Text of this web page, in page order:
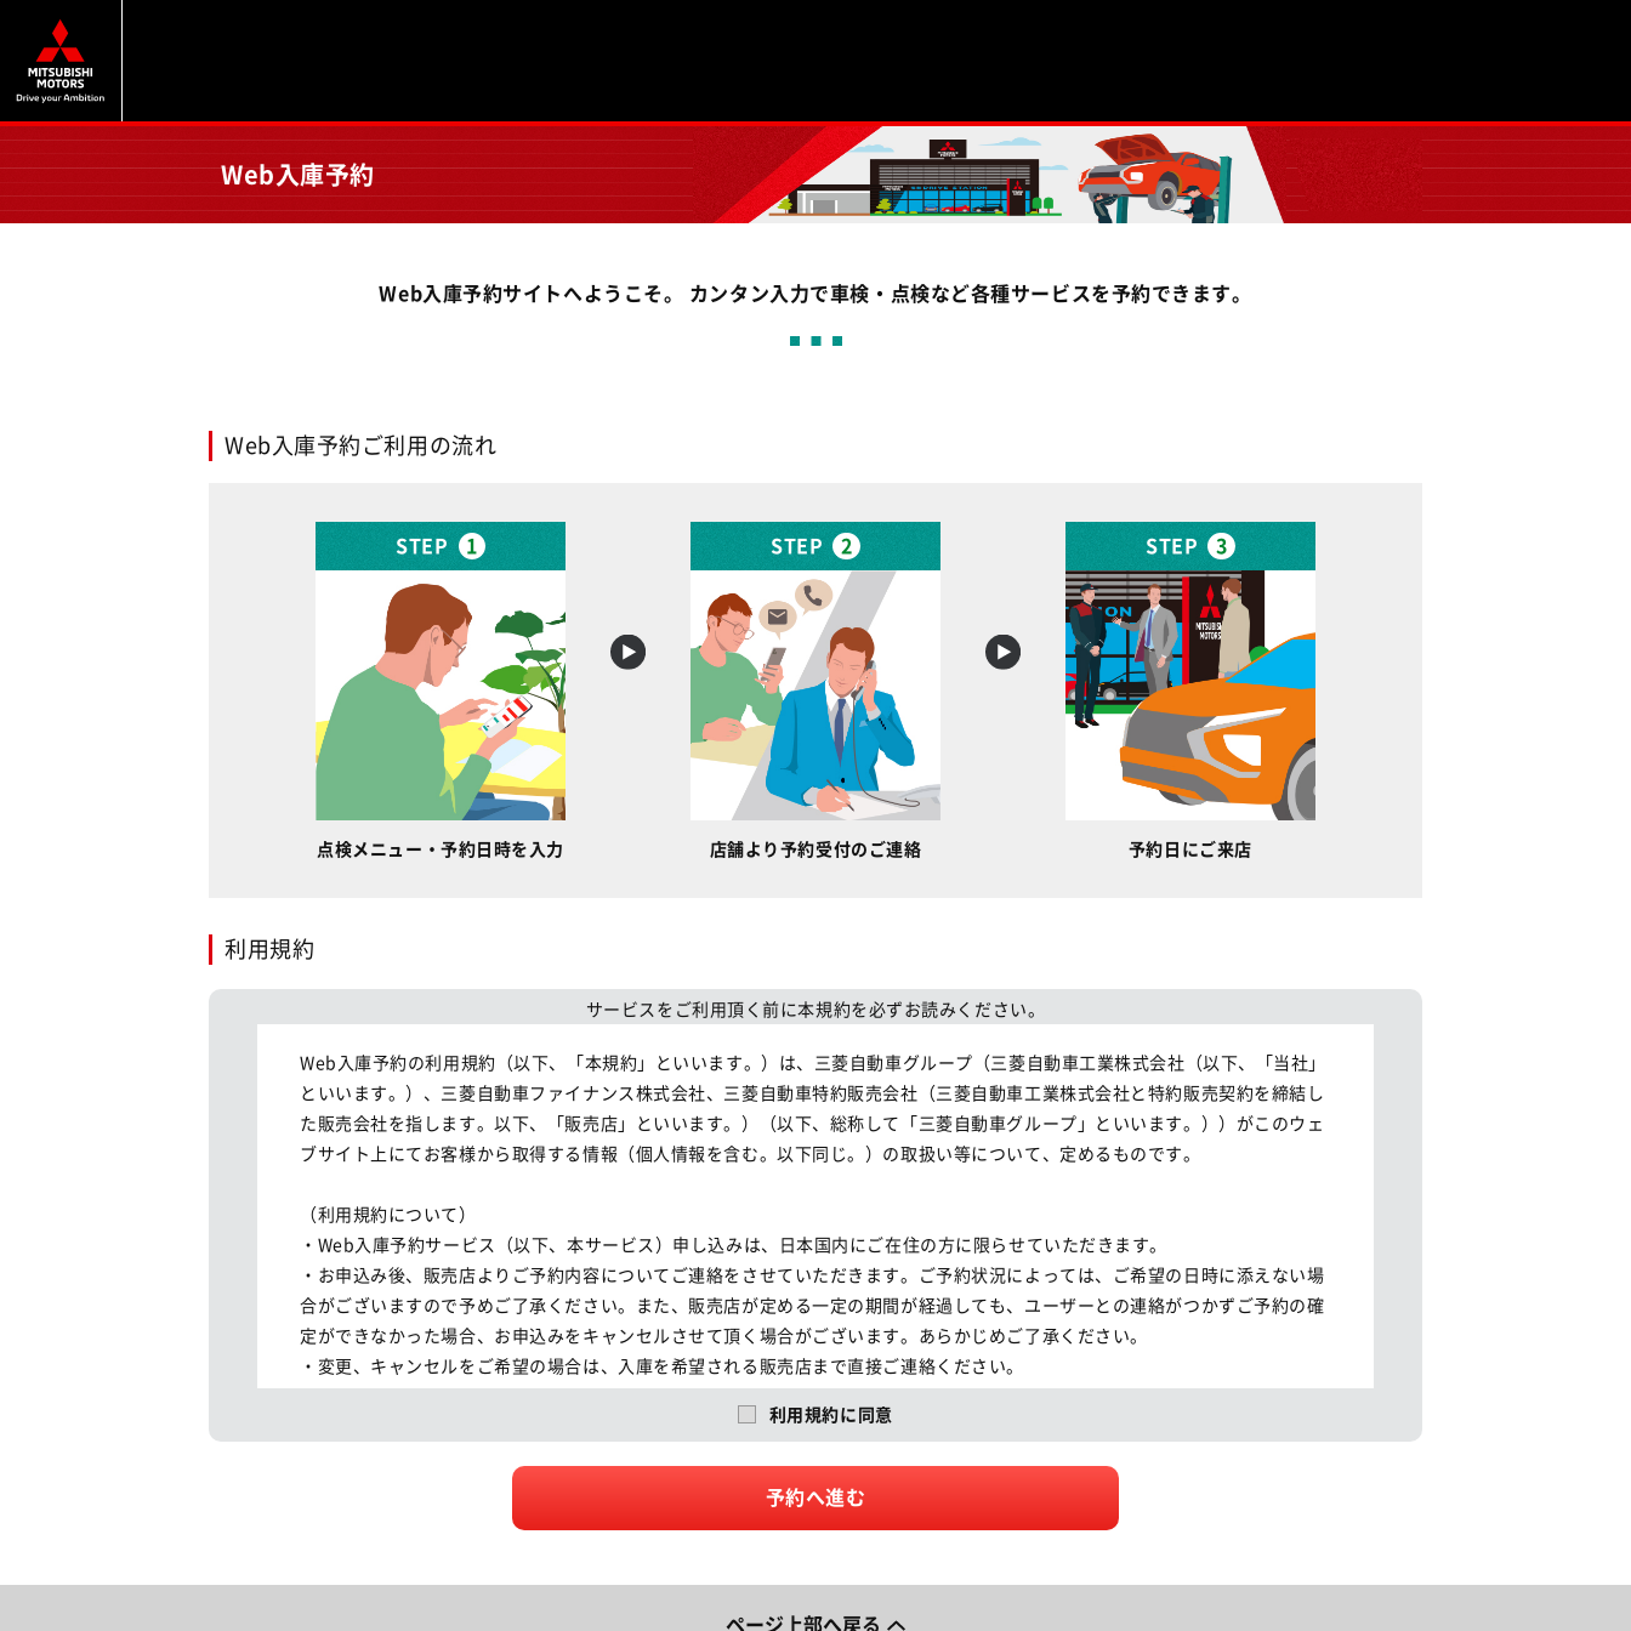
Web入庫予約
Web入庫予約サイトへようこそ。 カンタン入力で車検・点検など各種サービスを予約できます。
Web入庫予約ご利用の流れ
STEP 1
点検メニュー・予約日時を入力
STEP 2
店舗より予約受付のご連絡
STEP 3
予約日にご来店
利用規約
サービスをご利用頂く前に本規約を必ずお読みください。
Web入庫予約の利用規約（以下、「本規約」といいます。）は、三菱自動車グループ（三菱自動車工業株式会社（以下、「当社」
といいます。）、三菱自動車ファイナンス株式会社、三菱自動車特約販売会社（三菱自動車工業株式会社と特約販売契約を締結し
た販売会社を指します。以下、「販売店」といいます。）（以下、総称して「三菱自動車グループ」といいます。））がこのウェ
ブサイト上にてお客様から取得する情報（個人情報を含む。以下同じ。）の取扱い等について、定めるものです。
（利用規約について）
・Web入庫予約サービス（以下、本サービス）申し込みは、日本国内にご在住の方に限らせていただきます。
・お申込み後、販売店よりご予約内容についてご連絡をさせていただきます。ご予約状況によっては、ご希望の日時に添えない場
合がございますので予めご了承ください。また、販売店が定める一定の期間が経過しても、ユーザーとの連絡がつかずご予約の確
定ができなかった場合、お申込みをキャンセルさせて頂く場合がございます。あらかじめご了承ください。
・変更、キャンセルをご希望の場合は、入庫を希望される販売店まで直接ご連絡ください。
利用規約に同意
予約へ進む
ページ上部へ戻る